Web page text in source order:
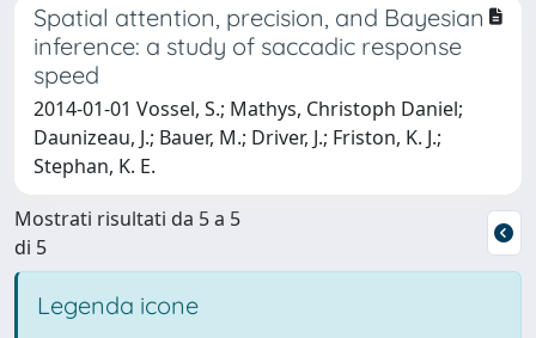
Spatial attention, precision, and Bayesian
inference: a study of saccadic response
speed
2014-01-01 Vossel, S.; Mathys, Christoph Daniel;
Daunizeau, J.; Bauer, M.; Driver, J.; Friston, K. J.;
Stephan, K. E.
Mostrati risultati da 5 a 5
di 5
Legenda icone